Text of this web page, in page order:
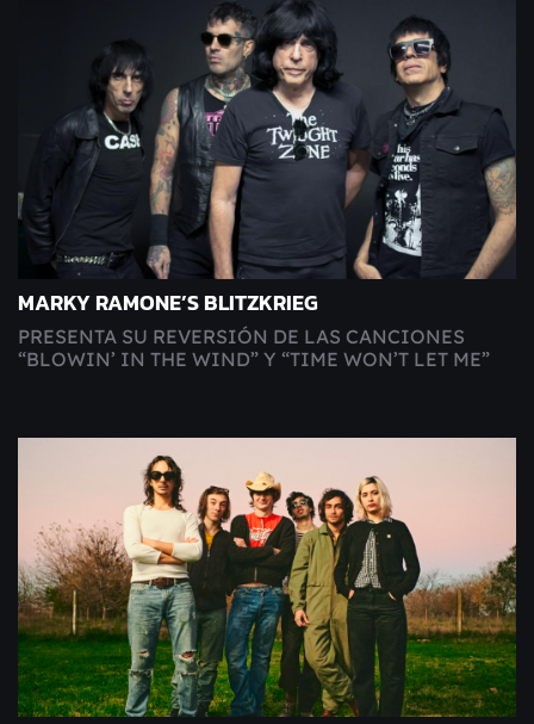
MARKY RAMONE’S BLITZKRIEG
PRESENTA SU REVERSIÓN DE LAS CANCIONES
“BLOWIN’ IN THE WIND” Y “TIME WON’T LET ME”